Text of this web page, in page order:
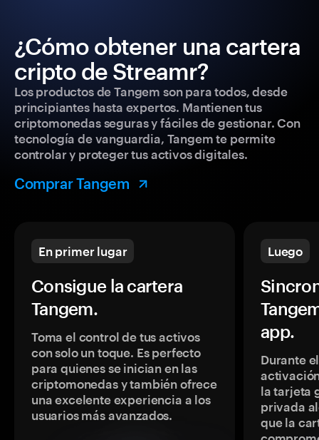
¿Cómo obtener una cartera
cripto de Streamr?
Los productos de Tangem son para todos, desde
principiantes hasta expertos. Mantienen tus
criptomonedas seguras y fáciles de gestionar. Con
tecnología de vanguardia, Tangem te permite
controlar y proteger tus activos digitales.
Comprar Tangem
En primer lugar
Consigue la cartera
Tangem.
Toma el control de tus activos
con solo un toque. Es perfecto
para quienes se inician en las
criptomonedas y también ofrece
una excelente experiencia a los
usuarios más avanzados.
Luego
app.
Durante
la tarjeta
privada
que la